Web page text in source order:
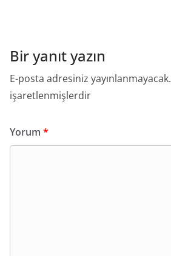
Bir yanıt yazın
E-posta adresiniz yayınlanmayacak.
işaretlenmişlerdir
Yorum *